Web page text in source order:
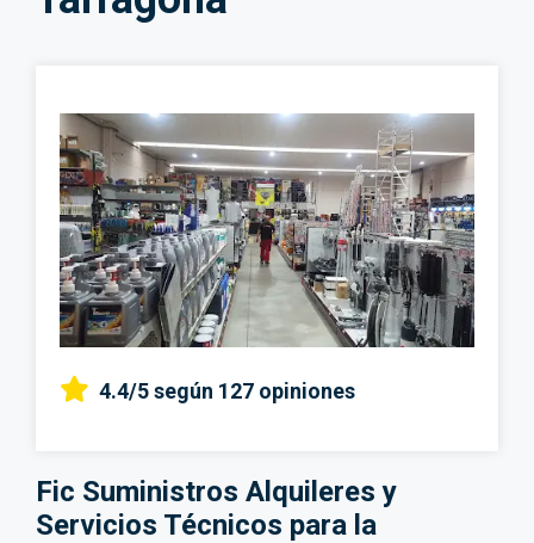
4.4/5según 127 opiniones
Fic Suministros Alquileres y
Servicios Técnicos para la